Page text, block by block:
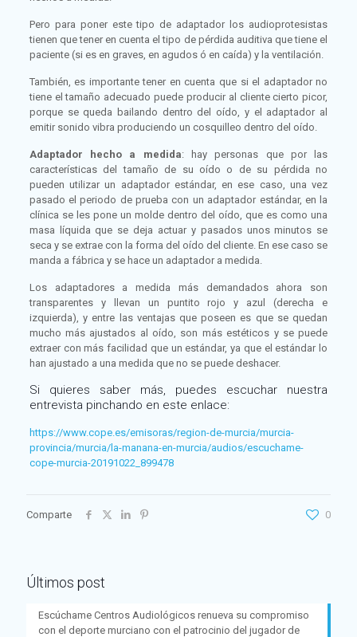
Pero para poner este tipo de adaptador los audioprotesistas
tienen que tener en cuenta el tipo de pérdida auditiva que tiene el
paciente (si es en graves, en agudos ó en caída) y la ventilación.
También, es importante tener en cuenta que si el adaptador no
tiene el tamaño adecuado puede producir al cliente cierto picor,
porque se queda bailando dentro del oído, y el adaptador al
emitir sonido vibra produciendo un cosquilleo dentro del oído.
Adaptador hecho a medida: hay personas que por las
características del tamaño de su oído o de su pérdida no
pueden utilizar un adaptador estándar, en ese caso, una vez
pasado el periodo de prueba con un adaptador estándar, en la
clínica se les pone un molde dentro del oído, que es como una
masa líquida que se deja actuar y pasados unos minutos se
seca y se extrae con la forma del oído del cliente. En ese caso se
manda a fábrica y se hace un adaptador a medida.
Los adaptadores a medida más demandados ahora son
transparentes y llevan un puntito rojo y azul (derecha e
izquierda), y entre las ventajas que poseen es que se quedan
mucho más ajustados al oído, son más estéticos y se puede
extraer con más facilidad que un estándar, ya que el estándar lo
han ajustado a una medida que no se puede deshacer.
Si quieres saber más, puedes escuchar nuestra
entrevista pinchando en este enlace:
https://www.cope.es/emisoras/region-de-murcia/murcia-
provincia/murcia/la-manana-en-murcia/audios/escuchame-
cope-murcia-20191022_899478
Comparte 0
Últimos post
Escúchame Centros Audiológicos renueva su compromiso
con el deporte murciano con el patrocinio del jugador de